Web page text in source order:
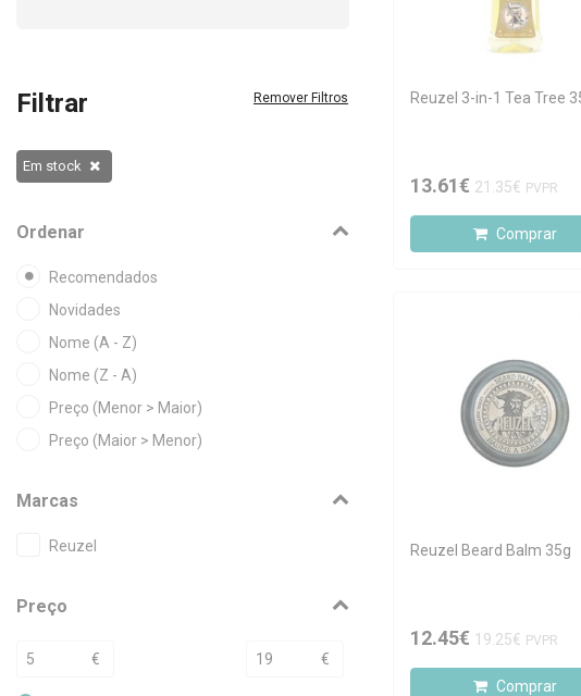
Filtrar Remover Filtros
Em stock
Ordenar
Recomendados
Novidades
Nome (A - Z)
Nome (Z - A)
Preço (Menor > Maior)
Preço (Maior > Menor)
Marcas
Reuzel
Preço
€ €
Reuzel 3-in-1 Tea Tree
13.61€ 21.35€ PVPR
Comprar
Reuzel Beard Balm 35g
12.45€ 19.25€ PVPR
Comprar